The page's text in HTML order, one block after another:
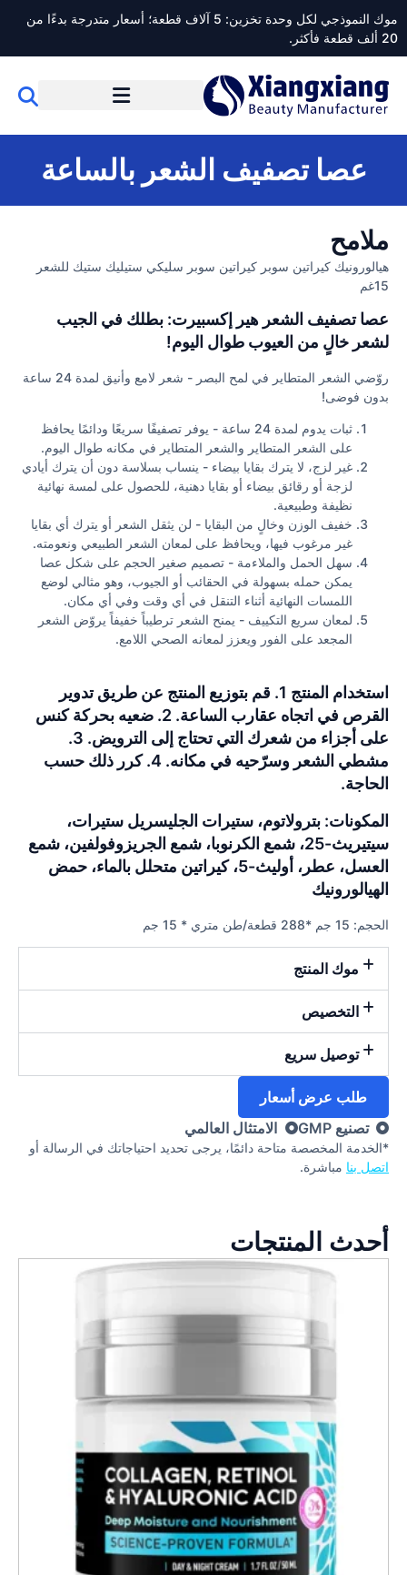
موك النموذجي لكل وحدة تخزين: 5 آلاف قطعة؛ أسعار متدرجة بدءًا من
20 ألف قطعة فأكثر.
عصا تصفيف الشعر بالساعة
ملامح
هيالورونيك كيراتين سوبر كيراتين سوبر سليكي ستيليك ستيك للشعر
15غم
عصا تصفيف الشعر هير إكسبيرت: بطلك في الجيب
لشعر خالٍ من العيوب طوال اليوم!
روّضي الشعر المتطاير في لمح البصر - شعر لامع وأنيق لمدة 24 ساعة
بدون فوضى!
ثبات يدوم لمدة 24 ساعة - يوفر تصفيفًا سريعًا ودائمًا يحافظ
على الشعر المتطاير والشعر المتطاير في مكانه طوال اليوم.
غير لزج، لا يترك بقايا بيضاء - ينساب بسلاسة دون أن يترك أيادي
لزجة أو رقائق بيضاء أو بقايا دهنية، للحصول على لمسة نهائية
نظيفة وطبيعية.
خفيف الوزن وخالٍ من البقايا - لن يثقل الشعر أو يترك أي بقايا
غير مرغوب فيها، ويحافظ على لمعان الشعر الطبيعي ونعومته.
سهل الحمل والملاءمة - تصميم صغير الحجم على شكل عصا
يمكن حمله بسهولة في الحقائب أو الجيوب، وهو مثالي لوضع
اللمسات النهائية أثناء التنقل في أي وقت وفي أي مكان.
لمعان سريع التكييف - يمنح الشعر ترطيباً خفيفاً يروّض الشعر
المجعد على الفور ويعزز لمعانه الصحي اللامع.
استخدام المنتج 1. قم بتوزيع المنتج عن طريق تدوير
القرص في اتجاه عقارب الساعة. 2. ضعيه بحركة كنس
على أجزاء من شعرك التي تحتاج إلى الترويض. 3.
مشطي الشعر وسرّحيه في مكانه. 4. كرر ذلك حسب
الحاجة.
المكونات: بترولاتوم، ستيرات الجليسريل ستيرات،
سيتيريث-25، شمع الكرنوبا، شمع الجريزوفولفين، شمع
العسل، عطر، أوليث-5، كيراتين متحلل بالماء، حمض
الهيالورونيك
الحجم: 15 جم *288 قطعة/طن متري * 15 جم
موك المنتج
التخصيص
توصيل سريع
طلب عرض أسعار
تصنيع GMP
الامتثال العالمي
*الخدمة المخصصة متاحة دائمًا، يرجى تحديد احتياجاتك في الرسالة أو
اتصل بنا مباشرة.
أحدث المنتجات